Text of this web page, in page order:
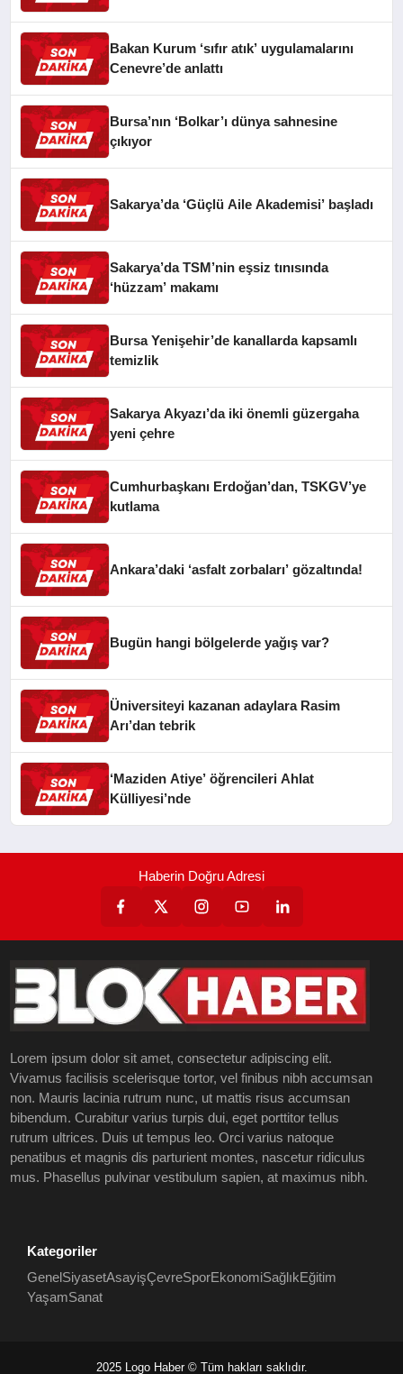
Bakan Kurum ‘sıfır atık’ uygulamalarını
Cenevre’de anlattı
Bursa’nın ‘Bolkar’ı dünya sahnesine
çıkıyor
Sakarya’da ‘Güçlü Aile Akademisi’ başladı
Sakarya’da TSM’nin eşsiz tınısında
‘hüzzam’ makamı
Bursa Yenişehir’de kanallarda kapsamlı
temizlik
Sakarya Akyazı’da iki önemli güzergaha
yeni çehre
Cumhurbaşkanı Erdoğan’dan, TSKGV’ye
kutlama
Ankara’daki ‘asfalt zorbaları’ gözaltında!
Bugün hangi bölgelerde yağış var?
Üniversiteyi kazanan adaylara Rasim
Arı’dan tebrik
‘Maziden Atiye’ öğrencileri Ahlat
Külliyesi’nde
Haberin Doğru Adresi
Lorem ipsum dolor sit amet, consectetur adipiscing elit.
Vivamus facilisis scelerisque tortor, vel finibus nibh accumsan
non. Mauris lacinia rutrum nunc, ut mattis risus accumsan
bibendum. Curabitur varius turpis dui, eget porttitor tellus
rutrum ultrices. Duis ut tempus leo. Orci varius natoque
penatibus et magnis dis parturient montes, nascetur ridiculus
mus. Phasellus pulvinar vestibulum sapien, at maximus nibh.
Kategoriler
Genel SiyasetAsayişÇevreSporEkonomiSağlıkEğitim
YaşamSanat
2025 Logo Haber © Tüm hakları saklıdır.